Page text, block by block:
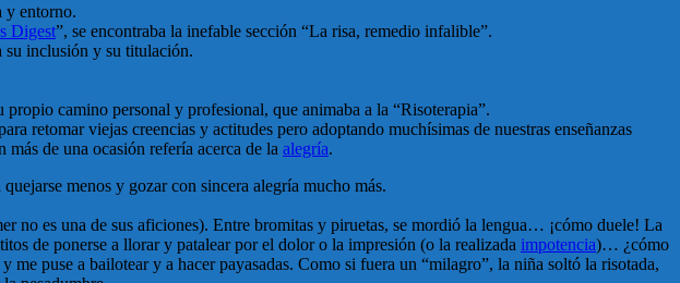
y entorno.
Digest”, se encontraba la inefable sección “La risa, remedio infalible”.
su inclusión y su titulación.
propio camino personal y profesional, que animaba a la “Risoterapia”.
retomar viejas creencias y actitudes pero adoptando muchísimas de nuestras enseñanzas
de una ocasión refería acerca de la alegría.
menos y gozar con sincera alegría mucho más.
no es una de sus aficiones). Entre bromitas y piruetas, se mordió la lengua… ¡cómo duele! La
de ponerse a llorar y patalear por el dolor o la impresión (o la realizada impotencia)… ¿cómo
me puse a bailotear y a hacer payasadas. Como si fuera un “milagro”, la niña soltó la risotada,